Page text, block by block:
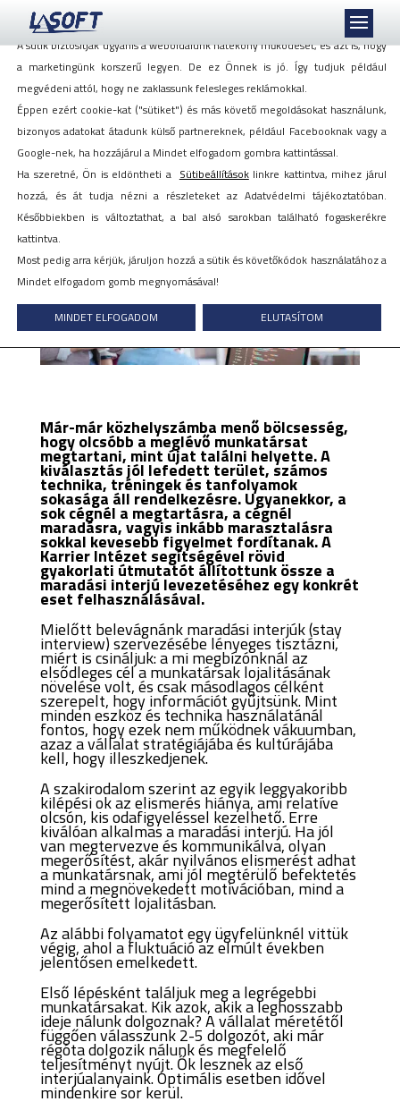
Maradási interjú: olcsóbb, mint
a kiválasztás – írja a HRportál
2022. február 3.
Már-már közhelyszámba menő bölcsesség,
hogy olcsóbb a meglévő munkatársat
megtartani, mint újat találni helyette. A
kiválasztás jól lefedett terület, számos
technika, tréningek és tanfolyamok
sokasága áll rendelkezésre. Ugyanekkor, a
sok cégnél a megtartásra, a cégnél
maradásra, vagyis inkább marasztalásra
sokkal kevesebb figyelmet fordítanak. A
Karrier Intézet segítségével rövid
gyakorlati útmutatót állítottunk össze a
maradási interjú levezetéséhez egy konkrét
eset felhasználásával.
Mielőtt belevágnánk maradási interjúk (stay
interview) szervezésébe lényeges tisztázni,
miért is csináljuk: a mi megbízónknálaz
elsődleges cél a munkatársak lojalitásának
növelése volt, és csak másodlagos célként
szerepelt, hogy információt gyűjtsünk.Mint
minden eszköz és technika használatánál
fontos, hogy ezek nem működnek vákuumban,
azaz a vállalat stratégiájába és kultúrájába
kell, hogy illeszkedjenek.
A szakirodalom szerint az egyik leggyakoribb
kilépési ok az elismerés hiánya, ami relatíve
olcsón, kis odafigyeléssel kezelhető. Erre
kiválóan alkalmas a maradási interjú. Ha jól
van megtervezve és kommunikálva, olyan
megerősítést, akár nyilvános elismerést adhat
a munkatársnak, ami jól megtérülő befektetés
mind a megnövekedett motivációban, mind a
megerősített lojalitásban.
Az alábbi folyamatot egy ügyfelünknél vittük
végig, ahol a fluktuáció az elmúlt években
jelentősen emelkedett.
Első lépésként találjuk meg a legrégebbi
munkatársakat.Kik azok, akik a leghosszabb
ideje nálunk dolgoznak? A vállalat méretétől
függően válasszunk 2-5 dolgozót, aki már
régóta dolgozik nálunk és megfelelő
teljesítményt nyújt. Ők lesznek az első
interjúalanyaink. Optimális esetben idővel
mindenkire sor kerül.
Mi szeretjük a sütiket, akkor is, ha azok követnek minket!
A sütik biztosítják ugyanis a weboldalunk hatékony működését, és azt is, hogy
a marketingünk korszerű legyen. De ez Önnek is jó. Így tudjuk például
megvédeni attól, hogy ne zaklassunk felesleges reklámokkal.
Éppen ezért cookie-kat ("sütiket") és más követő megoldásokat használunk,
bizonyos adatokat átadunk külső partnereknek, például Facebooknak vagy a
Google-nek, ha hozzájárul a Mindet elfogadom gombra kattintással.
Ha szeretné, Ön is eldöntheti a Sütibeállításoklinkre kattintva, mihez járul
hozzá, és át tudja nézni a részleteket az Adatvédelmi tájékoztatóban.
Későbbiekben is változtathat, a bal alsó sarokban található fogaskerékre
kattintva.
Most pedig arra kérjük, járuljon hozzá a sütik és követőkódok használatához a
Mindet elfogadom gomb megnyomásával!
MINDET ELFOGADOM ELUTASÍTOM